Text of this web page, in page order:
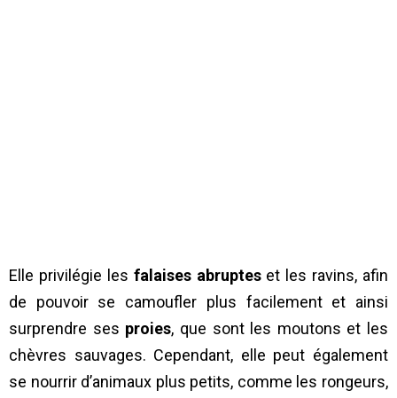
Elle privilégie les falaises abrupteset les ravins, afin
de pouvoir se camoufler plus facilement et ainsi
surprendre ses proies, que sont les moutons et les
chèvres sauvages. Cependant, elle peut également
se nourrir d’animaux plus petits, comme les rongeurs,